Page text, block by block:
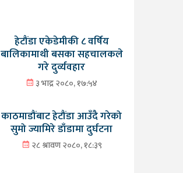
हेटौंडा एकेडेमीकी ८ वर्षिय
बालिकामाथी बसका सहचालकले
गरे दुर्व्यवहार
३ भाद्र २०८०, १७:५४
काठमाडौंबाट हेटौंडा आउँदै गरेको
सुमो ज्यामिरे डाँडामा दुर्घटना
२८ श्रावण २०८०, १८:३९